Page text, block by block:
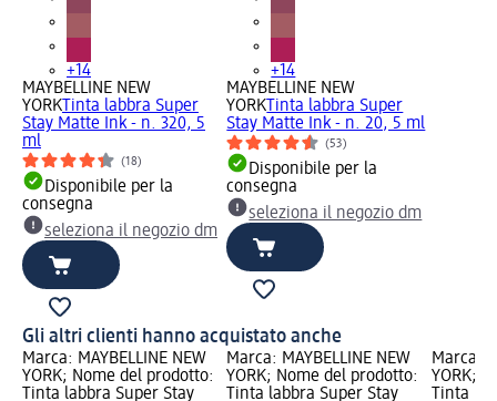
+14
MAYBELLINE NEW
YORK Tinta labbra Super
Stay Matte Ink - n. 320, 5
ml
(18)
Disponibile per la
consegna
seleziona il negozio dm
+14
MAYBELLINE NEW
YORK Tinta labbra Super
Stay Matte Ink - n. 20, 5 ml
(53)
Disponibile per la
consegna
seleziona il negozio dm
Gli altri clienti hanno acquistato anche
Marca: MAYBELLINE NEW
YORK; Nome del prodotto:
Tinta labbra Super Stay
Marca: MAYBELLINE NEW
YORK; Nome del prodotto:
Tinta labbra Super Stay
Marca:
YORK;
Tinta